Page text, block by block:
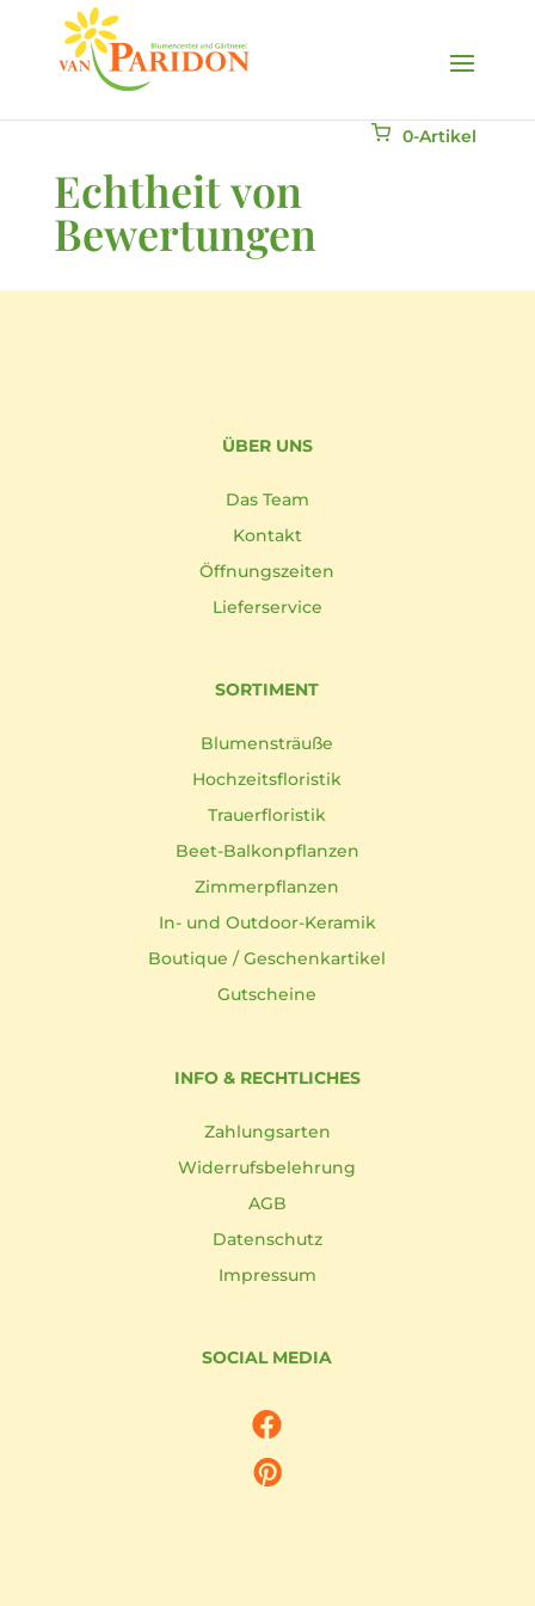
0-Artikel
Echtheit von
Bewertungen
ÜBER UNS
Das Team
Kontakt
Öffnungszeiten
Lieferservice
SORTIMENT
Blumensträuße
Hochzeitsfloristik
Trauerfloristik
Beet-Balkonpflanzen
Zimmerpflanzen
In- und Outdoor-Keramik
Boutique / Geschenkartikel
Gutscheine
INFO & RECHTLICHES
Zahlungsarten
Widerrufsbelehrung
AGB
Datenschutz
Impressum
SOCIAL MEDIA